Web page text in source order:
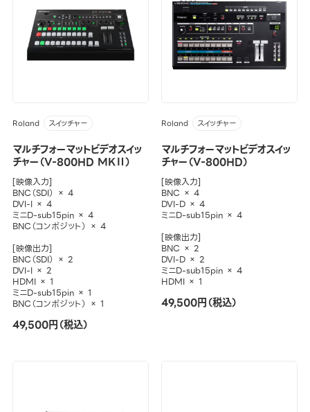
Roland スイッチャー
マルチフォーマットビデオスイッ
チャー（V-800HD MKⅡ）
[映像入力]
BNC（SDI） × 4
DVI-I × 4
ミニD-sub15pin × 4
BNC（コンポジット） × 4
[映像出力]
BNC（SDI） × 2
DVI-I × 2
HDMI × 1
ミニD-sub15pin × 1
BNC（コンポジット） × 1
49,500円（税込）
Roland スイッチャー
マルチフォーマットビデオスイッ
チャー（V-800HD）
[映像入力]
BNC × 4
DVI-D × 4
ミニD-sub15pin × 4
[映像出力]
BNC × 2
DVI-D × 2
ミニD-sub15pin × 4
HDMI × 1
49,500円（税込）